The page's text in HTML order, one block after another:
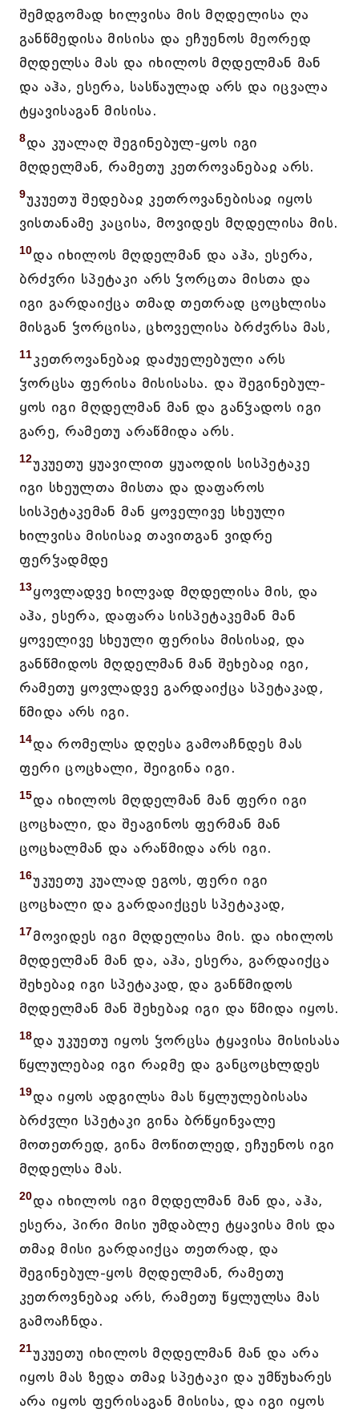
შემდგომად ხილვისა მის მღდელისა ღა
განწმედისა მისისა და ეჩუენოს მეორედ
მღდელსა მას და იხილოს მღდელმან მან
და აჰა, ესერა, სასწაულად არს და იცვალა
ტყავისაგან მისისა.
8და კუალაღ შეგინებულ-ყოს იგი
მღდელმან, რამეთუ კეთროვანებაჲ არს.
9უკუეთუ შედებაჲ კეთროვანებისაჲ იყოს
ვისთანამე კაცისა, მოვიდეს მღდელისა მის.
10და იხილოს მღდელმან და აჰა, ესერა,
ბრძჳრი სპეტაკი არს ჴორცთა მისთა და
იგი გარდაიქცა თმად თეთრად ცოცხლისა
მისგან ჴორცისა, ცხოველისა ბრძჳრსა მას,
11კეთროვანებაჲ დაძუელებული არს
ჴორცსა ფერისა მისისასა. და შეგინებულ-
ყოს იგი მღდელმან მან და განჴადოს იგი
გარე, რამეთუ არაწმიდა არს.
12უკუეთუ ყუავილით ყუაოდის სისპეტაკე
იგი სხეულთა მისთა და დაფაროს
სისპეტაკემან მან ყოველივე სხეული
ხილვისა მისისაჲ თავითგან ვიდრე
ფერჴადმდე
13ყოვლადვე ხილვად მღდელისა მის, და
აჰა, ესერა, დაფარა სისპეტაკემან მან
ყოველივე სხეული ფერისა მისისაჲ, და
განწმიდოს მღდელმან მან შეხებაჲ იგი,
რამეთუ ყოვლადვე გარდაიქცა სპეტაკად,
წმიდა არს იგი.
14და რომელსა დღესა გამოაჩნდეს მას
ფერი ცოცხალი, შეიგინა იგი.
15და იხილოს მღდელმან მან ფერი იგი
ცოცხალი, და შეაგინოს ფერმან მან
ცოცხალმან და არაწმიდა არს იგი.
16უკუეთუ კუალად ეგოს, ფერი იგი
ცოცხალი და გარდაიქცეს სპეტაკად,
17მოვიდეს იგი მღდელისა მის. და იხილოს
მღდელმან მან და, აჰა, ესერა, გარდაიქცა
შეხებაჲ იგი სპეტაკად, და განწმიდოს
მღდელმან მან შეხებაჲ იგი და წმიდა იყოს.
18და უკუეთუ იყოს ჴორცსა ტყავისა მისისასა
წყლულებაჲ იგი რაჲმე და განცოცხლდეს
19და იყოს ადგილსა მას წყლულებისასა
ბრძჳლი სპეტაკი გინა ბრწყინვალე
მოთეთრედ, გინა მოწითლედ, ეჩუენოს იგი
მღდელსა მას.
20და იხილოს იგი მღდელმან მან და, აჰა,
ესერა, პირი მისი უმდაბლე ტყავისა მის და
თმაჲ მისი გარდაიქცა თეთრად, და
შეგინებულ-ყოს მღდელმან, რამეთუ
კეთროვნებაჲ არს, რამეთუ წყლულსა მას
გამოაჩნდა.
21უკუეთუ იხილოს მღდელმან მან და არა
იყოს მას ზედა თმაჲ სპეტაკი და უმწუხარეს
არა იყოს ფერისაგან მისისა, და იგი იყოს